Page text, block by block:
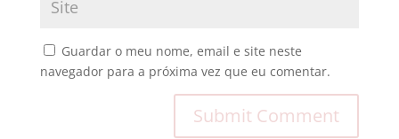
Guardar o meu nome, email e site neste
navegador para a próxima vez que eu comentar.